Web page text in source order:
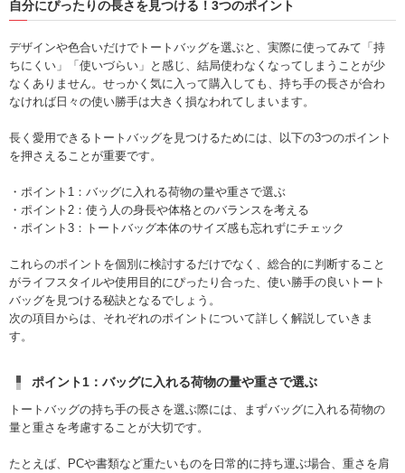
自分にぴったりの長さを見つける！3つのポイント
デザインや色合いだけでトートバッグを選ぶと、実際に使ってみて「持
ちにくい」「使いづらい」と感じ、結局使わなくなってしまうことが少
なくありません。せっかく気に入って購入しても、持ち手の長さが合わ
なければ日々の使い勝手は大きく損なわれてしまいます。
長く愛用できるトートバッグを見つけるためには、以下の3つのポイント
を押さえることが重要です。
・ポイント1：バッグに入れる荷物の量や重さで選ぶ
・ポイント2：使う人の身長や体格とのバランスを考える
・ポイント3：トートバッグ本体のサイズ感も忘れずにチェック
これらのポイントを個別に検討するだけでなく、総合的に判断すること
がライフスタイルや使用目的にぴったり合った、使い勝手の良いトート
バッグを見つける秘訣となるでしょう。
次の項目からは、それぞれのポイントについて詳しく解説していきま
す。
ポイント1：バッグに入れる荷物の量や重さで選ぶ
トートバッグの持ち手の長さを選ぶ際には、まずバッグに入れる荷物の
量と重さを考慮することが大切です。
たとえば、PCや書類など重たいものを日常的に持ち運ぶ場合、重さを肩